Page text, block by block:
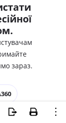
зараз.